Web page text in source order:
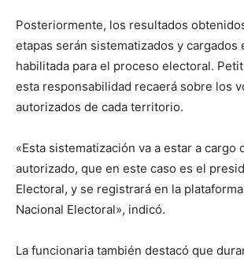
Posteriormente, los resultados
etapas serán sistematizados y cargados
habilitada para el proceso electoral.
esta responsabilidad recaerá sobre los
autorizados de cada territorio.
«Esta sistematización va a estar a cargo
autorizado, que en este caso es el
Electoral, y se registrará en la
Nacional Electoral», indicó.
La funcionaria también destacó que